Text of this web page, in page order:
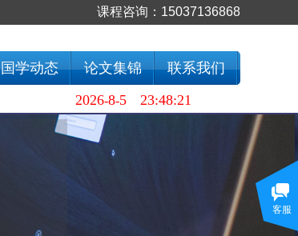
课程咨询： 15037136868
国学动态 论文集锦
联系我们
2026-8-5 23:48:21
设为首页
客服